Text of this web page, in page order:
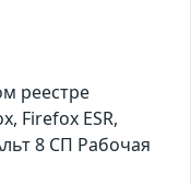
реестре
Firefox ESR,
8 СП Рабочая